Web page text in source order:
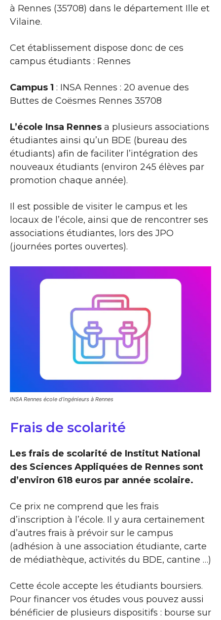
à Rennes (35708) dans le département Ille et
Vilaine.
Cet établissement dispose donc de ces
campus étudiants : Rennes
Campus 1 : INSA Rennes : 20 avenue des
Buttes de Coësmes Rennes 35708
L’école Insa Rennes a plusieurs associations
étudiantes ainsi qu’un BDE (bureau des
étudiants) afin de faciliter l’intégration des
nouveaux étudiants (environ 245 élèves par
promotion chaque année).
Il est possible de visiter le campus et les
locaux de l’école, ainsi que de rencontrer ses
associations étudiantes, lors des JPO
(journées portes ouvertes).
INSA Rennes école d’ingénieurs à Rennes
Frais de scolarité
Les frais de scolarité de Institut National
des Sciences Appliquées de Rennes sont
d’environ 618 euros par année scolaire.
Ce prix ne comprend que les frais
d’inscription à l’école. Il y aura certainement
d’autres frais à prévoir sur le campus
(adhésion à une association étudiante, carte
de médiathèque, activités du BDE, cantine …)
Cette école accepte les étudiants boursiers.
Pour financer vos études vous pouvez aussi
bénéficier de plusieurs dispositifs : bourse sur